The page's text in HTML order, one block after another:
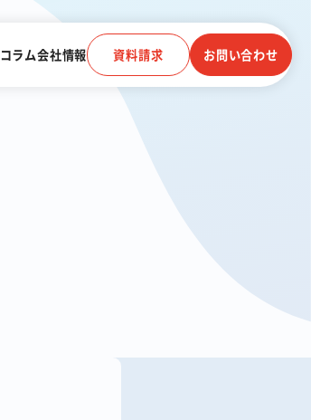
コラム会社情報 資料請求 お問い合わせ